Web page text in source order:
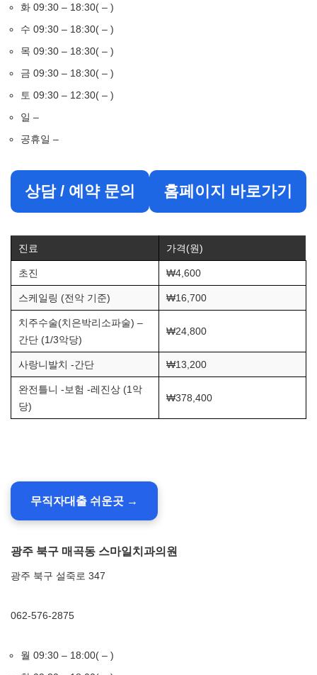
화 09:30 – 18:30( – )
수 09:30 – 18:30( – )
목 09:30 – 18:30( – )
금 09:30 – 18:30( – )
토 09:30 – 12:30( – )
일 –
공휴일 –
상담 / 예약 문의 홈페이지 바로가기
진료 가격(원)
초진 ₩4,600
스케일링 (전악 기준) ₩16,700
치주수술(치은박리소파술) –
간단 (1/3악당)
₩24,800
사랑니발치 -간단 ₩13,200
완전틀니 -보험 -레진상 (1악
당)
₩378,400
무직자대출 쉬운곳 →
광주 북구 매곡동 스마일치과의원
광주 북구 설죽로 347
062-576-2875
월 09:30 – 18:00( – )